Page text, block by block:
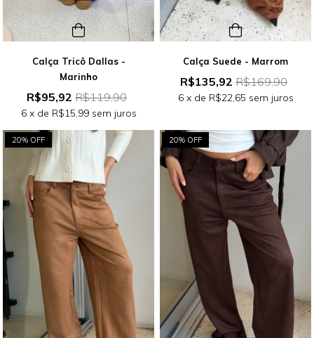
Calça Tricô Dallas -
Marinho
R$95,92 R$119,90
6 x de R$15,99 sem juros
Calça Suede - Marrom
R$135,92 R$169,90
6 x de R$22,65 sem juros
20% OFF 20% OFF